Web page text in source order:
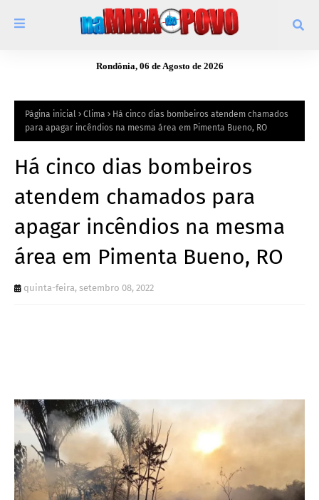
Rondônia, 06 de Agosto de 2026
Página inicial Clima
Há cinco dias bombeiros atendem chamados
para apagar incêndios na mesma área em Pimenta Bueno, RO
Há cinco dias bombeiros
atendem chamados para
apagar incêndios na mesma
área em Pimenta Bueno, RO
quinta-feira, setembro 08, 2022